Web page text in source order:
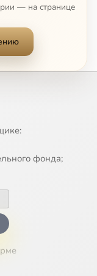
Сейчас
— на странице
фонда;